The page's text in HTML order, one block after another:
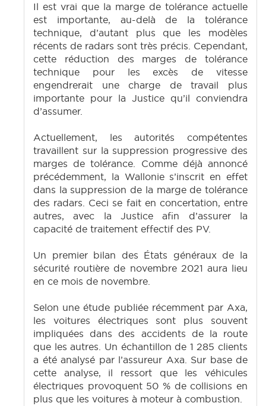
Il est vrai que la marge de tolérance actuelle
est importante, au-delà de la tolérance
technique, d’autant plus que les modèles
récents de radars sont très précis. Cependant,
cette réduction des marges de tolérance
technique pour les excès de vitesse
engendrerait une charge de travail plus
importante pour la Justice qu’il conviendra
d’assumer.
Actuellement, les autorités compétentes
travaillent sur la suppression progressive des
marges de tolérance. Comme déjà annoncé
précédemment, la Wallonie s’inscrit en effet
dans la suppression de la marge de tolérance
des radars. Ceci se fait en concertation, entre
autres, avec la Justice afin d’assurer la
capacité de traitement effectif des PV.
Un premier bilan des États généraux de la
sécurité routière de novembre 2021 aura lieu
en ce mois de novembre.
Selon une étude publiée récemment par Axa,
les voitures électriques sont plus souvent
impliquées dans des accidents de la route
que les autres. Un échantillon de 1 285 clients
a été analysé par l’assureur Axa. Sur base de
cette analyse, il ressort que les véhicules
électriques provoquent 50 % de collisions en
plus que les voitures à moteur à combustion.